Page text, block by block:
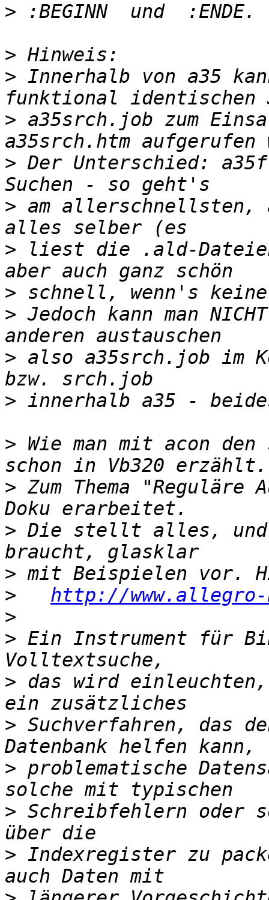
>
>
> Innerhalb von a35
> a35srch.job zum
> Der Unterschied:
> am allerschnellsten,
> liest die .ald-
>
> Jedoch kann man
> also a35srch.job im
>
> Wie man mit acon
> Zum Thema "Reguläre
> Die stellt alles, und
>
>
http://
>
> Ein Instrument für
> das wird
> Suchverfahren, das
> problematische
> Schreibfehlern oder
> Indexregister zu